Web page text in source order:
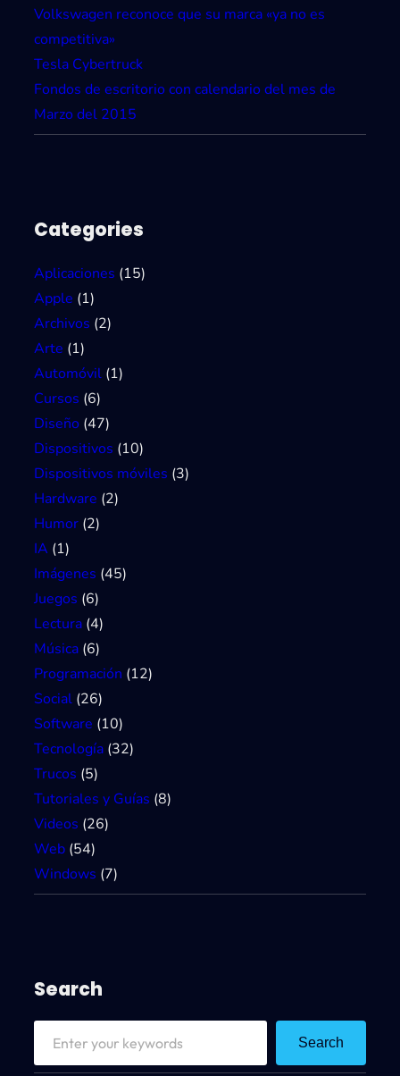
Volkswagen reconoce que su marca «ya no es
competitiva»
Tesla Cybertruck
Fondos de escritorio con calendario del mes de
Marzo del 2015
Categories
Aplicaciones (15)
Apple (1)
Archivos (2)
Arte (1)
Automóvil (1)
Cursos (6)
Diseño (47)
Dispositivos (10)
Dispositivos móviles (3)
Hardware (2)
Humor (2)
IA (1)
Imágenes (45)
Juegos (6)
Lectura (4)
Música (6)
Programación (12)
Social (26)
Software (10)
Tecnología (32)
Trucos (5)
Tutoriales y Guías (8)
Videos (26)
Web (54)
Windows (7)
Search
Search